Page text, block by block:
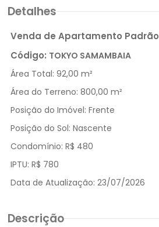
Detalhes
Venda de Apartamento Padrão
Código: TOKYO SAMAMBAIA
Área Total: 92,00 m²
Área do Terreno: 800,00 m²
Posição do Imóvel: Frente
Posição do Sol: Nascente
Condomínio: R$ 480
IPTU: R$ 780
Data de Atualização: 23/07/2026
Descrição